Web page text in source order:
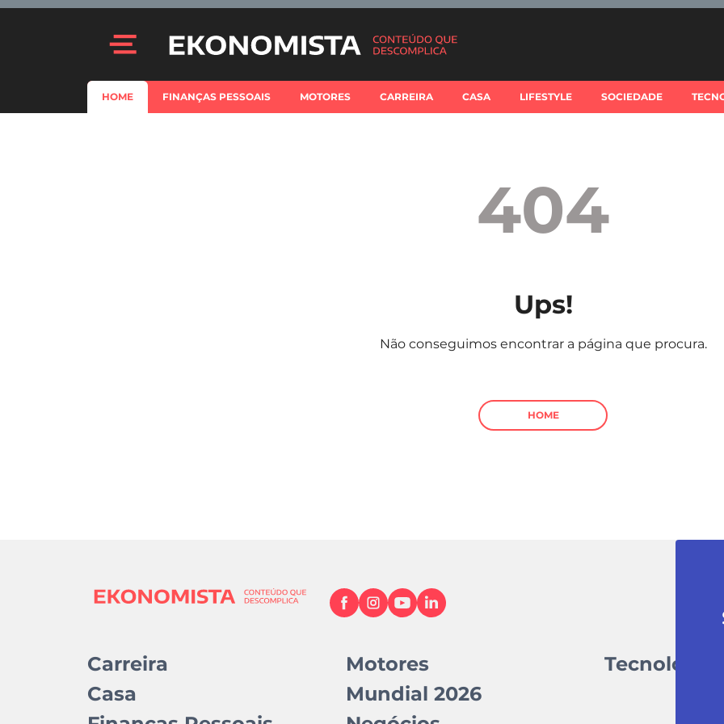
HOME FINANÇAS PESSOAIS MOTORES CARREIRA CASA LIFESTYLE SOCIEDADE
404
Ups!
Não conseguimos encontrar a página que procura.
HOME
Carreira
Casa
Motores
Mundial 2026
Tecnologia